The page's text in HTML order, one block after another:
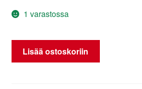
1 varastossa
Ilmastoinnin
puhallin
Lisää ostoskoriin